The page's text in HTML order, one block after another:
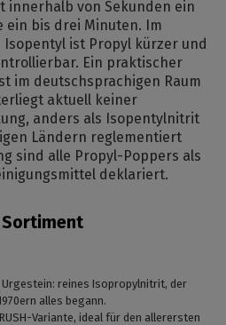
innerhalb von Sekunden ein
ein bis drei Minuten. Im
Isopentyl ist Propyl kürzer und
Ein praktischer
im deutschsprachigen Raum
aktuell keiner
anders als Isopentylnitrit
Ländern reglementiert
sind alle Propyl-Poppers als
deklariert.
Urgestein: reines Isopropylnitrit, der
alles begann.
Variante, ideal für den allerersten